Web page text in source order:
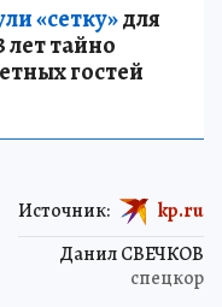
«сетку»для
лет тайно
гостей
Данил СВЕЧКОВ
спецкор
Источник: kp.ru